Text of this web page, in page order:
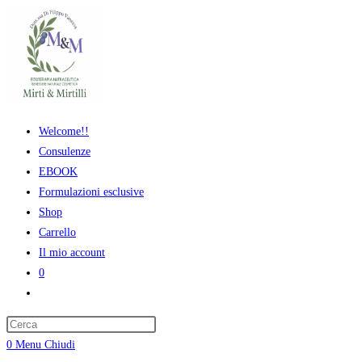
contenuto
Welcome!!
Consulenze
EBOOK
Formulazioni esclusive
Shop
Carrello
Il mio account
0
ricerca
sul
0 Menu Chiudi